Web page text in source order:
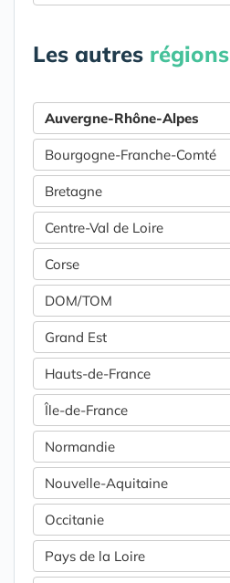
Les autres régions
Auvergne-Rhône-Alpes
Bourgogne-Franche-Comté
Bretagne
Centre-Val de Loire
Corse
DOM/TOM
Grand Est
Hauts-de-France
Île-de-France
Normandie
Nouvelle-Aquitaine
Occitanie
Pays de la Loire